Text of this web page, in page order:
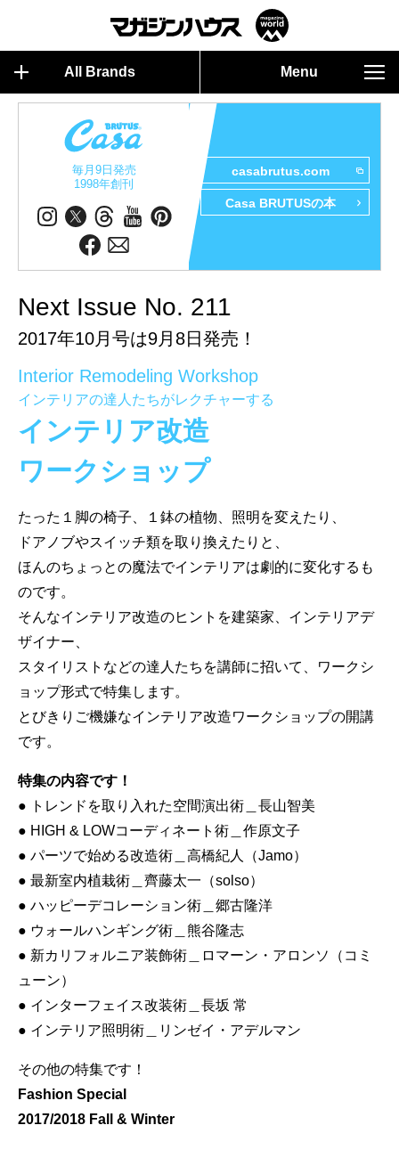
All Brands Menu
毎月9日発売
1998年創刊
casabrutus.com
Casa BRUTUSの本
Next Issue No. 211
2017年10月号は9月8日発売！
Interior Remodeling Workshop
インテリアの達人たちがレクチャーする
インテリア改造
ワークショップ
たった１脚の椅子、１鉢の植物、照明を変えたり、
ドアノブやスイッチ類を取り換えたりと、
ほんのちょっとの魔法でインテリアは劇的に変化するも
のです。
そんなインテリア改造のヒントを建築家、インテリアデ
ザイナー、
スタイリストなどの達人たちを講師に招いて、ワークシ
ョップ形式で特集します。
とびきりご機嫌なインテリア改造ワークショップの開講
です。
特集の内容です！
● トレンドを取り入れた空間演出術＿長山智美
● HIGH & LOWコーディネート術＿作原文子
● パーツで始める改造術＿高橋紀人（Jamo）
● 最新室内植栽術＿齊藤太一（solso）
● ハッピーデコレーション術＿郷古隆洋
● ウォールハンギング術＿熊谷隆志
● 新カリフォルニア装飾術＿ロマーン・アロンソ（コミ
ューン）
● インターフェイス改装術＿長坂 常
● インテリア照明術＿リンゼイ・アデルマン
その他の特集です！
Fashion Special
2017/2018 Fall & Winter